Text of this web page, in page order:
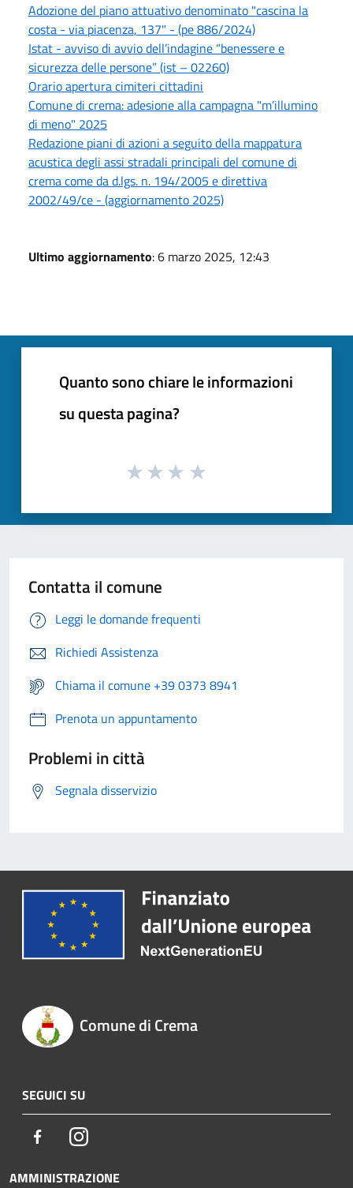
Adozione del piano attuativo denominato "cascina la
costa - via piacenza, 137" - (pe 886/2024)
Istat - avviso di avvio dell’indagine “benessere e
sicurezza delle persone” (ist – 02260)
Orario apertura cimiteri cittadini
Comune di crema: adesione alla campagna "m’illumino
di meno" 2025
Redazione piani di azioni a seguito della mappatura
acustica degli assi stradali principali del comune di
crema come da d.lgs. n. 194/2005 e direttiva
2002/49/ce - (aggiornamento 2025)
Ultimo aggiornamento: 6 marzo 2025, 12:43
Quanto sono chiare le informazioni
su questa pagina?
Contatta il comune
Leggi le domande frequenti
Richiedi Assistenza
Chiama il comune +39 0373 8941
Prenota un appuntamento
Problemi in città
Segnala disservizio
Comune di Crema
SEGUICI SU
FacebookInstagram
AMMINISTRAZIONE